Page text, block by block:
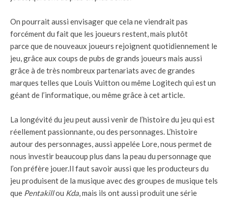
On pourrait aussi envisager que cela ne viendrait pas
forcément du fait que les joueurs restent, mais plutôt
parce que de nouveaux joueurs rejoignent quotidiennement le
jeu, grâce aux coups de pubs de grands joueurs mais aussi
grâce à de très nombreux partenariats avec de grandes
marques telles que Louis Vuitton ou même Logitech qui est un
géant de l’informatique, ou même grâce à cet article.
La longévité du jeu peut aussi venir de l’histoire du jeu qui est
réellement passionnante, ou des personnages. L’histoire
autour des personnages, aussi appelée Lore, nous permet de
nous investir beaucoup plus dans la peau du personnage que
l’on préfère jouer.Il faut savoir aussi que les producteurs du
jeu produisent de la musique avec des groupes de musique tels
que Pentakillou Kda, mais ils ont aussi produit une série